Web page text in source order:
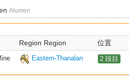
Alumen
Region Region 位置
Eastern-Thanalan 2 段目